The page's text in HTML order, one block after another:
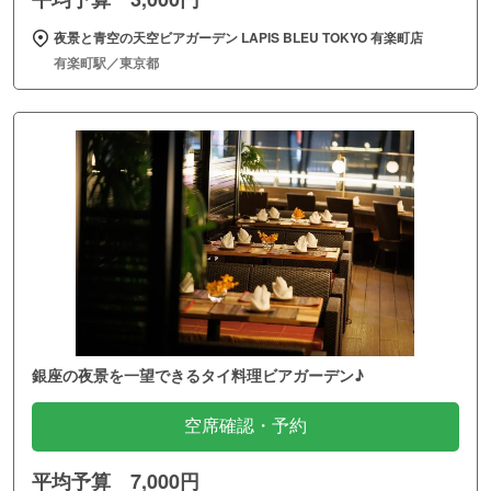
夜景と青空の天空ビアガーデン LAPIS BLEU TOKYO 有楽町店
有楽町駅／東京都
銀座の夜景を一望できるタイ料理ビアガーデン♪
空席確認・予約
平均予算 7,000円